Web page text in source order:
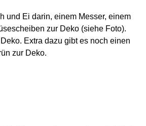
und Ei darin, einem Messer, einem
zur Deko (siehe Foto).
Extra dazu gibt es noch einen
zur Deko.